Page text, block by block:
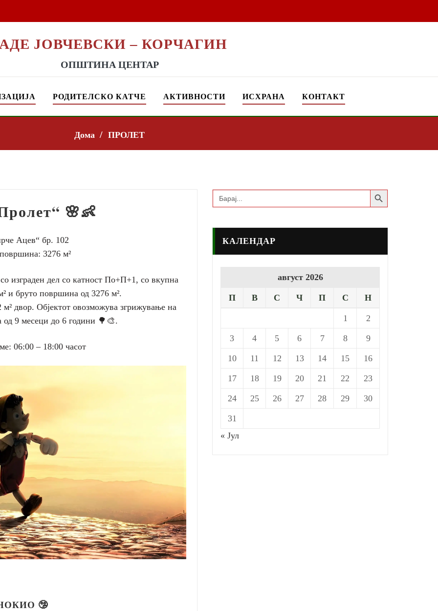
ЈОВЧЕВСКИ – КОРЧАГИН
ОПШТИНА ЦЕНТАР
РОДИТЕЛСКО КАТЧЕ АКТИВНОСТИ ИСХРАНА КОНТАКТ
Дома ПРОЛЕТ
🌸👶
Ацев“ бр. 102
3276 м²
изграден дел со катност По+П+1, со вкупна
и бруто површина од 3276 м².
двор. Објектот овозможува згрижување на
од 9 месеци до 6 години 🌳🎨.
06:00 – 18:00 часот
🤥
Search
for:
Search Button
КАЛЕНДАР
август 2026
П В С Ч П С Н
1 2
3 4 5 6 7 8 9
10 11 12 13 14 15 16
17 18 19 20 21 22 23
24 25 26 27 28 29 30
31
« Јул